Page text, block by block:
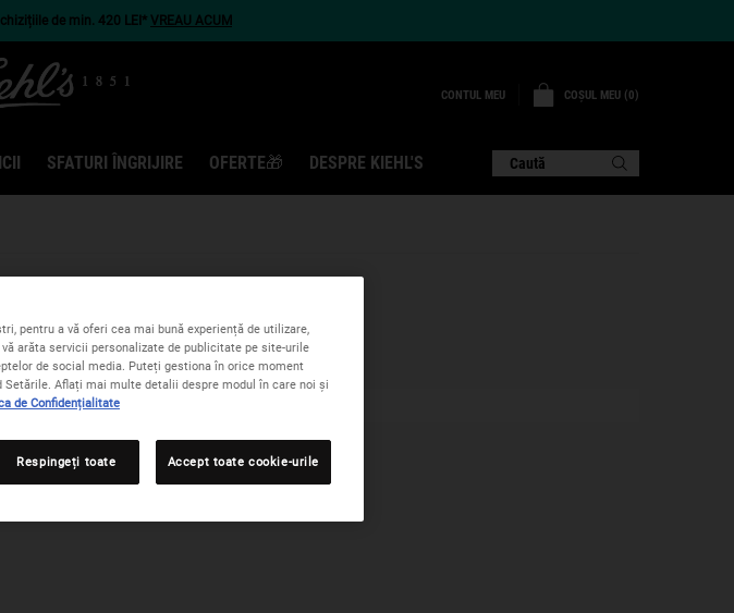
de min. 420 LEI* VREAU ACUM
CONTUL MEU COȘUL MEU 0
0 PRODUS
SFATURI ÎNGRIJIRE OFERTE🎁 DESPRE KIEHL'S Caută
US
pentru a vă oferi cea mai bună experiență de utilizare,
arăta servicii personalizate de publicitate pe site-urile
de social media. Puteți gestiona în orice moment
Aflați mai multe detalii despre modul în care noi și
de Confidențialitate
Respingeți toate Accept toate cookie-urile